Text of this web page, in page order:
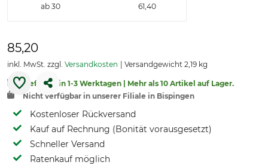
ab 30 61,40
85,20
inkl. MwSt. zzgl. Versandkosten Versandgewicht 2,19 kg
Lieferbar in 1-3 Werktagen | Mehr als 10 Artikel auf Lager.
Nicht verfügbar in unserer Filiale in Bispingen
Kostenloser Rückversand
Kauf auf Rechnung (Bonität vorausgesetzt)
Schneller Versand
Ratenkauf möglich